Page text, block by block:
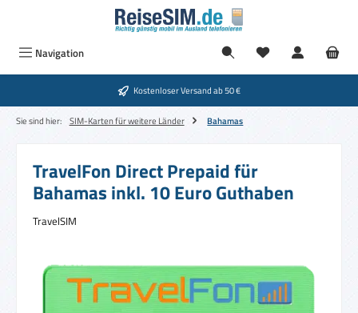
Zum Hauptinhalt springen
Navigation
Kostenloser Versand ab 50 €
Sie sind hier: SIM-Karten für weitere Länder Bahamas
TravelFon Direct Prepaid für
Bahamas inkl. 10 Euro Guthaben
TravelSIM
Bildergalerie überspringen